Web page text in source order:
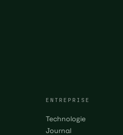
ENTREPRISE
Technologie
Journal